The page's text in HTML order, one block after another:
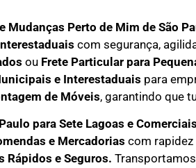
Mudanças Perto de Mim de São
com segurança,
ou Frete Particular para
e Interestaduais para
de Móveis, garantindo que
para Sete Lagoas e Comerciais
e Mercadorias com rapidez
Rápidos e Seguros.